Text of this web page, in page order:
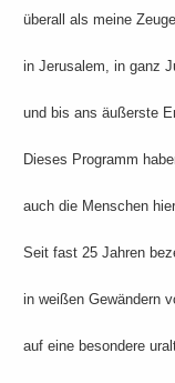
überall als meine
in Jerusalem, in ganz
und bis ans äußerste
Dieses Programm
auch die Menschen
Seit fast 25 Jahren
in weißen Gewändern
auf eine besondere